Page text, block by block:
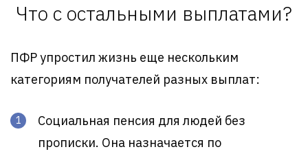
Что с остальными выплатами?
ПФР упростил жизнь еще нескольким
категориям получателей разных выплат:
Социальная пенсия для людей без
прописки. Она назначается по